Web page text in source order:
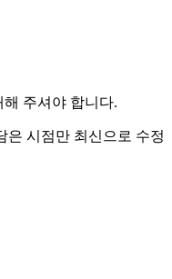
주셔야 합니다.
은 시점만 최신으로 수정